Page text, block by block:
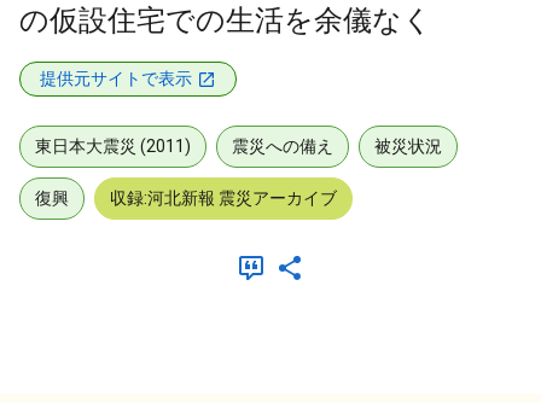
の仮設住宅での生活を余儀なく
提供元サイトで表示
東日本大震災 (2011) 震災への備え 被災状況
復興 収録:河北新報 震災アーカイブ